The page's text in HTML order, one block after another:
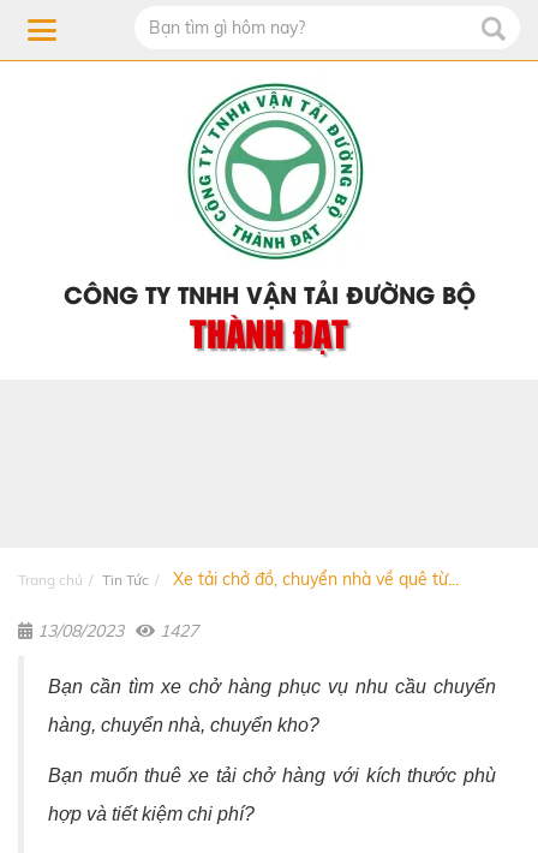
CÔNG TY TNHH VẬN TẢI ĐƯỜNG BỘ
THÀNH ĐẠT
Trang chủ Tin Tức Xe tải chở đồ, chuyển nhà về quê từ...
13/08/2023 1427
Bạn cần tìm xe chở hàng phục vụ nhu cầu chuyển
hàng, chuyển nhà, chuyển kho?
Bạn muốn thuê xe tải chở hàng với kích thước phù
hợp và tiết kiệm chi phí?